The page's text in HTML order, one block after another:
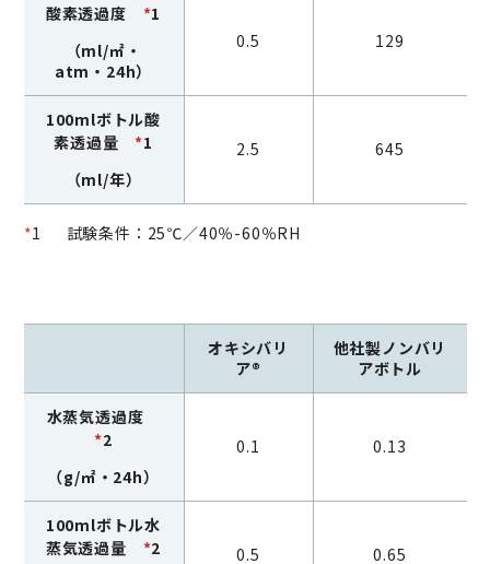
酸素透過度 *1
（ml/㎡・
atm・24h）
0.5 129
100mlボトル酸
素透過量 *1
（ml/年）
2.5 645
*1 試験条件：25℃／40％-60％RH
オキシバリ
ア®
他社製ノンバリ
アボトル
水蒸気透過度
*2
（g/㎡・24h）
0.1 0.13
100mlボトル水
蒸気透過量 *2
0.5 0.65